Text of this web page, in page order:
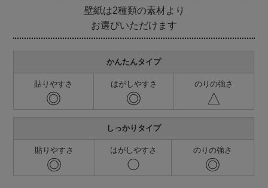
少しでも多くの方に模様の世界に触れていただき、 楽しみな
がら使ってもらえたら嬉しいです。
壁紙は2種類の素材より
お選びいただけます
かんたんタイプ
貼りやすさ
◎
はがしやすさ
◎
のりの強さ
△
しっかりタイプ
貼りやすさ
◎
はがしやすさ
◯
のりの強さ
◎